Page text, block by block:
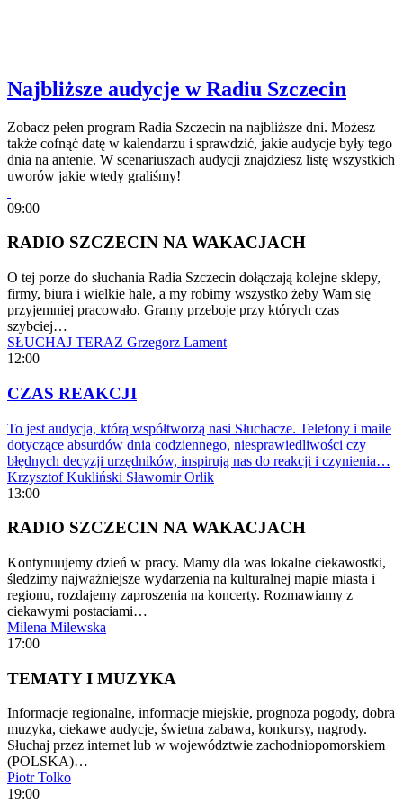
Najbliższe audycje w Radiu Szczecin
Zobacz pełen program Radia Szczecin na najbliższe dni. Możesz
także cofnąć datę w kalendarzu i sprawdzić, jakie audycje były tego
dnia na antenie. W scenariuszach audycji znajdziesz listę wszystkich
uworów jakie wtedy graliśmy!
09:00
RADIO SZCZECIN NA WAKACJACH
O tej porze do słuchania Radia Szczecin dołączają kolejne sklepy,
firmy, biura i wielkie hale, a my robimy wszystko żeby Wam się
przyjemniej pracowało. Gramy przeboje przy których czas
szybciej…
SŁUCHAJ TERAZ Grzegorz Lament
12:00
CZAS REAKCJI
To jest audycja, którą współtworzą nasi Słuchacze. Telefony i maile
dotyczące absurdów dnia codziennego, niesprawiedliwości czy
błędnych decyzji urzędników, inspirują nas do reakcji i czynienia…
Krzysztof Kukliński Sławomir Orlik
13:00
RADIO SZCZECIN NA WAKACJACH
Kontynuujemy dzień w pracy. Mamy dla was lokalne ciekawostki,
śledzimy najważniejsze wydarzenia na kulturalnej mapie miasta i
regionu, rozdajemy zaproszenia na koncerty. Rozmawiamy z
ciekawymi postaciami…
Milena Milewska
17:00
TEMATY I MUZYKA
Informacje regionalne, informacje miejskie, prognoza pogody, dobra
muzyka, ciekawe audycje, świetna zabawa, konkursy, nagrody.
Słuchaj przez internet lub w województwie zachodniopomorskiem
(POLSKA)…
Piotr Tolko
19:00